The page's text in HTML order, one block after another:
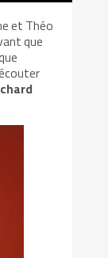
et Théo
que